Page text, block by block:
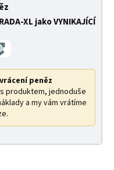
XL jako VYNIKAJÍCÍ
peněz
produktem, jednoduše
a my vám vrátíme